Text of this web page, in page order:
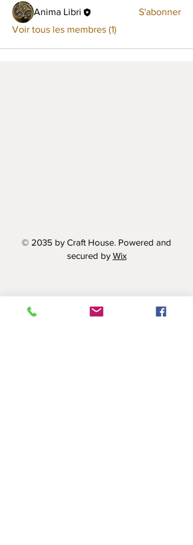
Anima Libri
S'abonner
Voir tous les membres (1)
© 2035 by Craft House. Powered and
secured by Wix